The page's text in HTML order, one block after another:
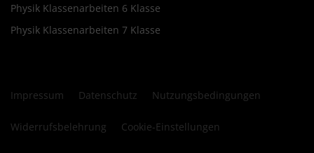
Physik Klassenarbeiten 6 Klasse
Physik Klassenarbeiten 7 Klasse
Impressum Datenschutz Nutzungsbedingungen
Widerrufsbelehrung Cookie-Einstellungen